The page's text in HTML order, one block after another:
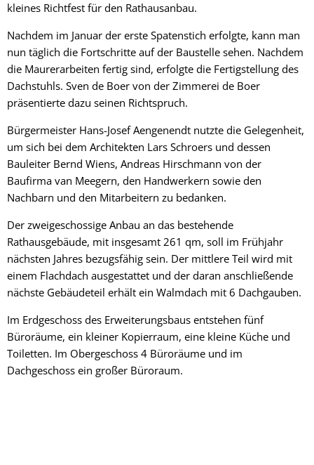
kleines Richtfest für den Rathausanbau.
Nachdem im Januar der erste Spatenstich erfolgte, kann man
nun täglich die Fortschritte auf der Baustelle sehen. Nachdem
die Maurerarbeiten fertig sind, erfolgte die Fertigstellung des
Dachstuhls. Sven de Boer von der Zimmerei de Boer
präsentierte dazu seinen Richtspruch.
Bürgermeister Hans-Josef Aengenendt nutzte die Gelegenheit,
um sich bei dem Architekten Lars Schroers und dessen
Bauleiter Bernd Wiens, Andreas Hirschmann von der
Baufirma van Meegern, den Handwerkern sowie den
Nachbarn und den Mitarbeitern zu bedanken.
Der zweigeschossige Anbau an das bestehende
Rathausgebäude, mit insgesamt 261 qm, soll im Frühjahr
nächsten Jahres bezugsfähig sein. Der mittlere Teil wird mit
einem Flachdach ausgestattet und der daran anschließende
nächste Gebäudeteil erhält ein Walmdach mit 6 Dachgauben.
Im Erdgeschoss des Erweiterungsbaus entstehen fünf
Büroräume, ein kleiner Kopierraum, eine kleine Küche und
Toiletten. Im Obergeschoss 4 Büroräume und im
Dachgeschoss ein großer Büroraum.